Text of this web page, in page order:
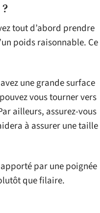
tout d’abord prendre
poids raisonnable. Ce
une grande surface
vous tourner vers
ailleurs, assurez-vous
à assurer une taille
par une poignée
que filaire.